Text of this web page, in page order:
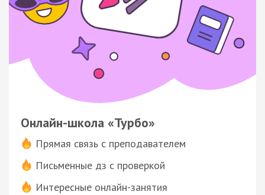
Онлайн-школа «Турбо»
Прямая связь с преподавателем
Письменные дз с проверкой
Интересные онлайн-занятия